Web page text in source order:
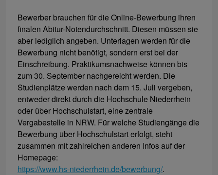
Bewerber brauchen für die Online-Bewerbung ihren
finalen Abitur-Notendurchschnitt. Diesen müssen sie
aber lediglich angeben. Unterlagen werden für die
Bewerbung nicht benötigt, sondern erst bei der
Einschreibung. Praktikumsnachweise können bis
zum 30. September nachgereicht werden. Die
Studienplätze werden nach dem 15. Juli vergeben,
entweder direkt durch die Hochschule Niederrhein
oder über Hochschulstart, eine zentrale
Vergabestelle in NRW. Für welche Studiengänge die
Bewerbung über Hochschulstart erfolgt, steht
zusammen mit zahlreichen anderen Infos auf der
Homepage:
https://www.hs-niederrhein.de/bewerbung/.